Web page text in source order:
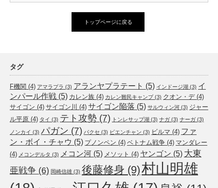
トップページに戻る
タグ
F機関 (4) アマラプラ (3) アランヤプラテート (5) インドージ湖 (3) イ
ンパール作戦 (5) カレン族 (4) カレン難民キャンプ(3) クオン・デ(4)
サイゴン (4) サイゴン川 (4) サイゴン陥落 (5) サルウィン河 (3) ジャー
ル平原 (4) タイ (3) テト攻勢 (7) トンレサップ湖 (3) ナガ (3) ナーガ (3)
ノンカイ (3) パガン (7) パクセ (3) ビエンチャン (3) ビルマ (4) ファ
ン・ボイ・チャウ (5) プノンペン (4) ベトナム戦争 (4) マンダレー
(4) メコンデルタ (3) メコン河 (5) メソット (4) ヤンゴン (5) 大東
亜戦争 (6) 岡崎信雄 (3) 後藤修身 (9)村山明雄